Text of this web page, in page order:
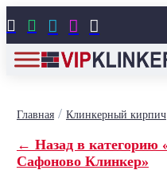
    
Главная/ Клинкерный кирпич
← Назад в категорию
Сафоново Клинкер»